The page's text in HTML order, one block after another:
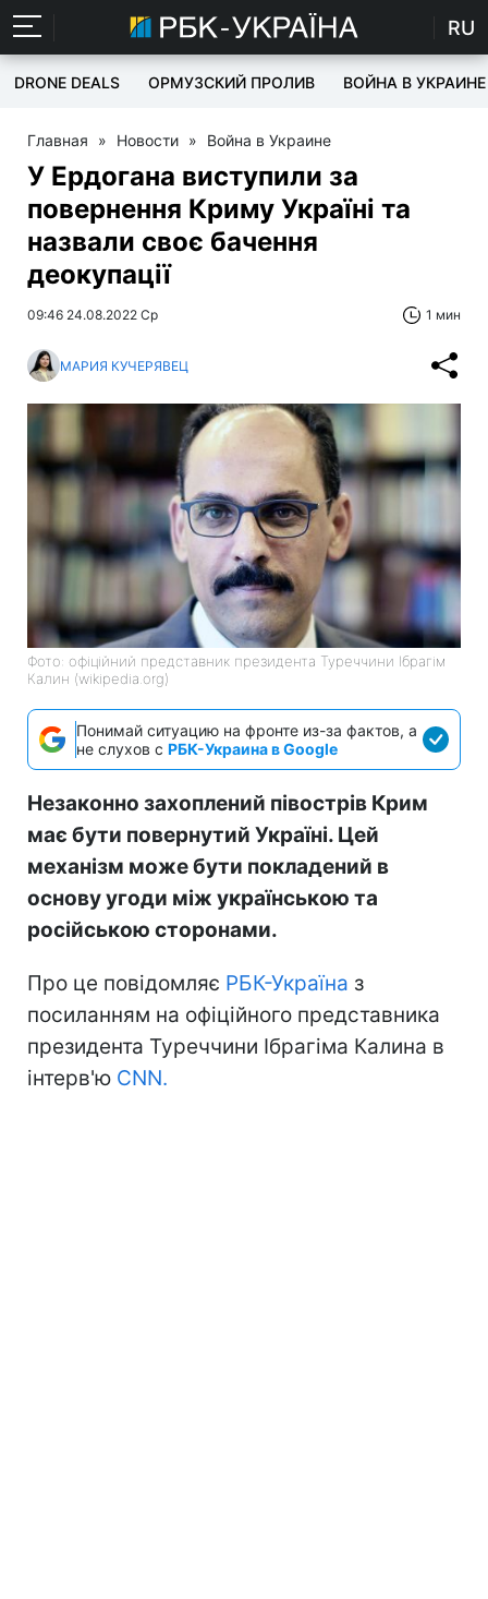
RU
DRONE DEALS ОРМУЗСКИЙ ПРОЛИВ ВОЙНА В УКРАИНЕ
Главная » Новости » Война в Украине
У Ердогана виступили за
повернення Криму Україні та
назвали своє бачення
деокупації
09:46 24.08.2022 Ср 1 мин
МАРИЯ КУЧЕРЯВЕЦ
Фото: офіційний представник президента Туреччини Ібрагім
Калин (wikipedia.org)
Понимай ситуацию на фронте из-за фактов, а
не слухов с РБК-Украина в Google
Незаконно захоплений півострів Крим
має бути повернутий Україні. Цей
механізм може бути покладений в
основу угоди між українською та
російською сторонами.
Про це повідомляє РБК-Україна з
посиланням на офіційного представника
президента Туреччини Ібрагіма Калина в
інтерв'ю CNN.